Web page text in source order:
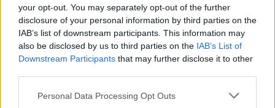
your opt-out. You may separately opt-out of the further
disclosure of your personal information by third parties on the
IAB’s list of downstream participants. This information may
also be disclosed by us to third parties on the IAB’s List of
Downstream Participants that may further disclose it to other
Personal Data Processing Opt Outs
Minka 9. rész
Máltai kaland 7.